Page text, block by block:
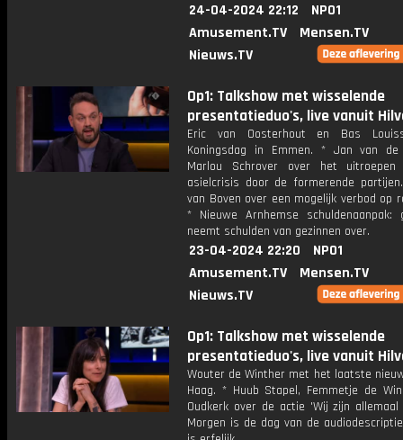
24-04-2024 22:12
NPO1
Amusement.TV
Mensen.TV
Nieuws.TV
Op1: Talkshow met wisselende
presentatieduo's, live vanuit
Eric van Oosterhout en Bas
Koningsdag in Emmen. * Jan van
Marlou Schrover over het
asielcrisis door de formerende
van Boven over een mogelijk verbod op
* Nieuwe Arnhemse schuldenaanpak:
neemt schulden van gezinnen over.
23-04-2024 22:20
NPO1
Amusement.TV
Mensen.TV
Nieuws.TV
Op1: Talkshow met wisselende
presentatieduo's, live vanuit
Wouter de Winther met het laatste
Haag. * Huub Stapel, Femmetje de
Oudkerk over de actie 'Wij zijn allemaal
Morgen is de dag van de